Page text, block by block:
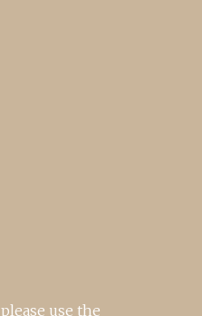
please use the